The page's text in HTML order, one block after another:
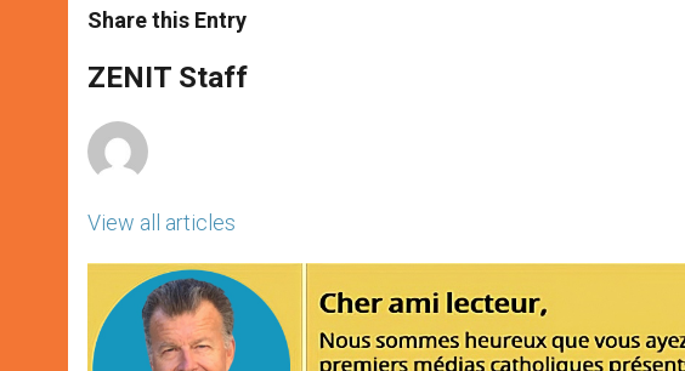
t
s
p
p
s
e
g
e
e
b
o
k
Share this Entry
ZENIT Staff
View all articles